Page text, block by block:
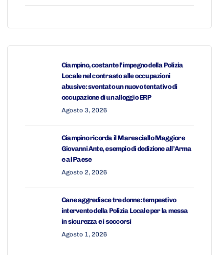
Ciampino, costante l’impegno della Polizia
Locale nel contrasto alle occupazioni
abusive: sventato un nuovo tentativo di
occupazione di un alloggio ERP
Agosto 3, 2026
Ciampino ricorda il Maresciallo Maggiore
Giovanni Ante, esempio di dedizione all’Arma
e al Paese
Agosto 2, 2026
Cane aggredisce tre donne: tempestivo
intervento della Polizia Locale per la messa
in sicurezza e i soccorsi
Agosto 1, 2026